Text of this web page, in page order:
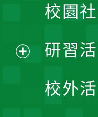
校園
研習
校外